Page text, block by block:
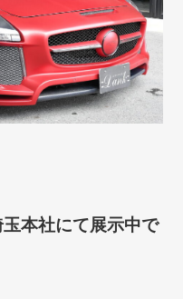
本社にて展示中で